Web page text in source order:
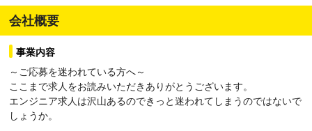
会社概要
事業内容
～ご応募を迷われている方へ～
ここまで求人をお読みいただきありがとうございます。
エンジニア求人は沢山あるのできっと迷われてしまうのではないで
しょうか。